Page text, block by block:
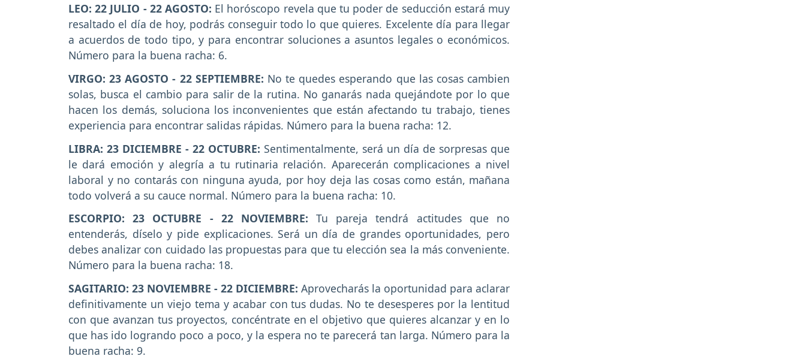
LEO: 22 JULIO - 22 AGOSTO: El horóscopo revela que tu poder de seducción estará muy
resaltado el día de hoy, podrás conseguir todo lo que quieres. Excelente día para llegar
a acuerdos de todo tipo, y para encontrar soluciones a asuntos legales o económicos.
Número para la buena racha: 6.
VIRGO: 23 AGOSTO - 22 SEPTIEMBRE: No te quedes esperando que las cosas cambien
solas, busca el cambio para salir de la rutina. No ganarás nada quejándote por lo que
hacen los demás, soluciona los inconvenientes que están afectando tu trabajo, tienes
experiencia para encontrar salidas rápidas. Número para la buena racha: 12.
LIBRA: 23 DICIEMBRE - 22 OCTUBRE: Sentimentalmente, será un día de sorpresas que
le dará emoción y alegría a tu rutinaria relación. Aparecerán complicaciones a nivel
laboral y no contarás con ninguna ayuda, por hoy deja las cosas como están, mañana
todo volverá a su cauce normal. Número para la buena racha: 10.
ESCORPIO: 23 OCTUBRE - 22 NOVIEMBRE:Tu pareja tendrá actitudes que no
entenderás, díselo y pide explicaciones. Será un día de grandes oportunidades, pero
debes analizar con cuidado las propuestas para que tu elección sea la más conveniente.
Número para la buena racha: 18.
SAGITARIO: 23 NOVIEMBRE - 22 DICIEMBRE: Aprovecharás la oportunidad para aclarar
definitivamente un viejo tema y acabar con tus dudas. No te desesperes por la lentitud
con que avanzan tus proyectos, concéntrate en el objetivo que quieres alcanzar y en lo
que has ido logrando poco a poco, y la espera no te parecerá tan larga. Número para la
buena racha: 9.